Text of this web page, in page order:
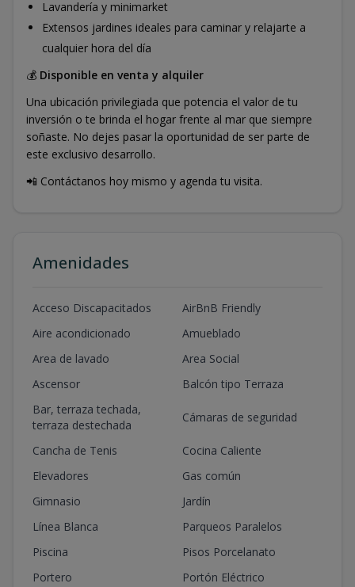
Lavandería y minimarket
Extensos jardines ideales para caminar y relajarte a
cualquier hora del día
💰 Disponible en venta y alquiler
Una ubicación privilegiada que potencia el valor de tu
inversión o te brinda el hogar frente al mar que siempre
soñaste. No dejes pasar la oportunidad de ser parte de
este exclusivo desarrollo.
📲 Contáctanos hoy mismo y agenda tu visita.
Amenidades
Acceso Discapacitados
AirBnB Friendly
Aire acondicionado
Amueblado
Area de lavado
Area Social
Ascensor
Balcón tipo Terraza
Bar, terraza techada,
terraza destechada
Cámaras de seguridad
Cancha de Tenis
Cocina Caliente
Elevadores
Gas común
Gimnasio
Jardín
Línea Blanca
Parqueos Paralelos
Piscina
Pisos Porcelanato
Portero
Portón Eléctrico